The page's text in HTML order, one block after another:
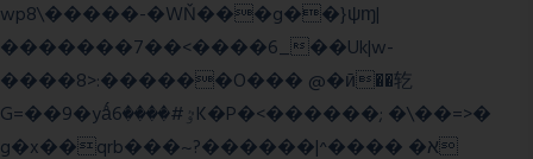
wp8\�����-�WŇ���g��}ψɱ|
�������7��<����6_��Uk|w-
����8>:������O��� @�ӣ��䢀
G=��9�yǻٷ#����6K�P�<������; �\��=>�
g�x��qrb���~א� ����^|������?